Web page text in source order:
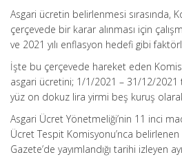
Asgari ücretin belirlenmesi sırasında,
çerçevede bir karar alınması için
ve 2021 yılı enflasyon hedefi gibi
İşte bu çerçevede hareket eden
asgari ücretini; 1/1/2021 – 31/12/2021
yüz on dokuz lira yirmi beş kuruş
Asgari Ücret Yönetmeliği’nin 11 inci
Ücret Tespit Komisyonu’nca
Gazete’de yayımlandığı tarihi izleyen